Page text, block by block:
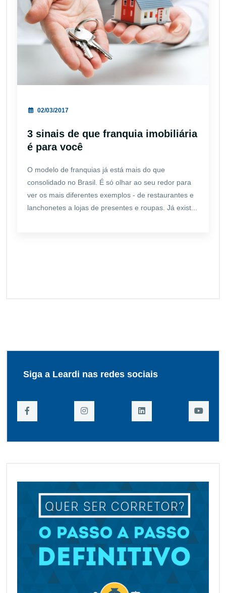
02/03/2017
3 sinais de que franquia imobiliária
é para você
O modelo de franquias já está mais do que
consolidado no Brasil. É só olhar ao seu redor para
ver os mais diferentes exemplos - de restaurantes e
lanchonetes a lojas de presentes e roupas. Já exist...
Siga a Leardi nas redes sociais